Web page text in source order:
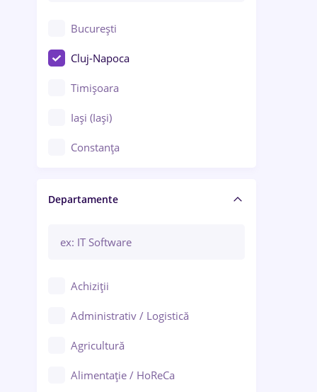
București
Cluj-Napoca
Timișoara
Iași (Iași)
Constanța
Brașov
Bacău
Galați (Galați)
Ploiești
Departamente
Achiziții
Administrativ / Logistică
Agricultură
Alimentație / HoReCa